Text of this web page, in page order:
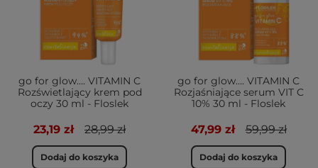
go for glow…. VITAMIN C
Rozświetlający krem pod
oczy 30 ml - Floslek
23,19 zł 28,99 zł
Dodaj do koszyka
go for glow…. VITAMIN C
Rozjaśniające serum VIT C
10% 30 ml - Floslek
47,99 zł 59,99 zł
Dodaj do koszyka